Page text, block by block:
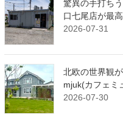
驚異の手打ち
口七尾店が最高
2026-07-31
北欧の世界観
mjuk(カフェミ
2026-07-30